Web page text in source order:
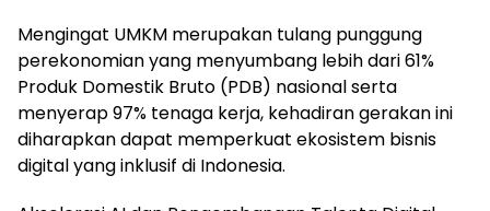
Mengingat UMKM merupakan tulang punggung
perekonomian yang menyumbang lebih dari 61%
Produk Domestik Bruto (PDB) nasional serta
menyerap 97% tenaga kerja, kehadiran gerakan ini
diharapkan dapat memperkuat ekosistem bisnis
digital yang inklusif di Indonesia.